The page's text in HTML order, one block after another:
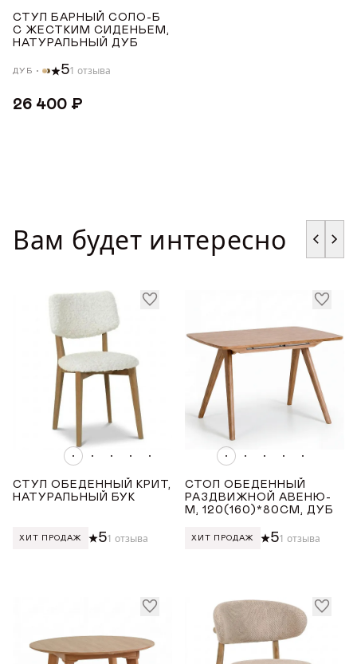
Телепроекты
РОССИЯ
ТОНИРОВКА
Светлый дуб с чёрной патиной
Бежевый
Серый
Розовый
ДЛИНА ТОВАРА (СМ)
ШИРИНА ТОВАРА (СМ)
СТУЛ БАРНЫЙ СОЛО-Б
С ЖЕСТКИМ СИДЕНЬЕМ,
НАТУРАЛЬНЫЙ ДУБ
ДУБ 51 отзыва
26 400 ₽
Вам будет интересно
СТУЛ ОБЕДЕННЫЙ КРИТ,
НАТУРАЛЬНЫЙ БУК
ХИТ ПРОДАЖ 51 отзыва
СТОЛ ОБЕДЕННЫЙ
РАЗДВИЖНОЙ АВЕНЮ-
М, 120(160)*80СМ, ДУБ
ХИТ ПРОДАЖ 51 отзыва
ДОБРО ПОЖАЛОВАТЬ